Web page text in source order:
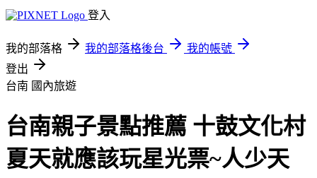
登入
我的部落格 我的部落格後台
我的帳號
登出
台南 國內旅遊
台南親子景點推薦 十鼓文化村
夏天就應該玩星光票~人少天